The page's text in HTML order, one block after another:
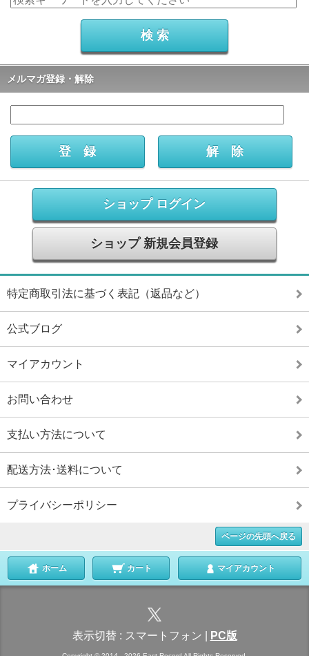
メルマガ登録・解除
ショップ ログイン
ショップ 新規会員登録
特定商取引法に基づく表記（返品など）
公式ブログ
マイアカウント
お問い合わせ
支払い方法について
配送方法･送料について
プライバシーポリシー
ページの先頭へ戻る
ホーム カート マイアカウント
表示切替 : スマートフォン PC版